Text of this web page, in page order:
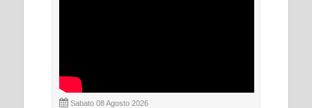
Sabato 08 Agosto 2026